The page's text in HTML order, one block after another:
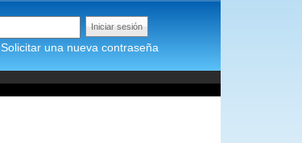
Solicitar una nueva contraseña